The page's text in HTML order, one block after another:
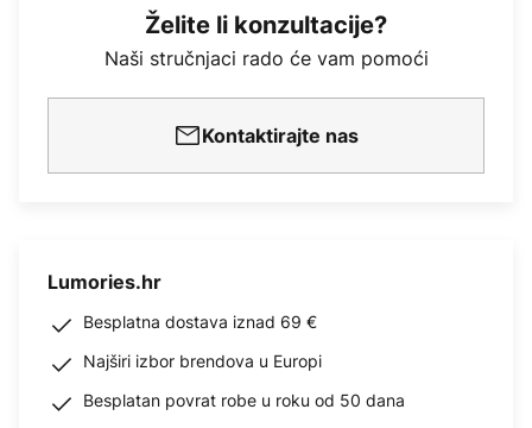
Želite li konzultacije?
Naši stručnjaci rado će vam pomoći
Kontaktirajte nas
Lumories.hr
Besplatna dostava iznad 69 €
Najširi izbor brendova u Europi
Besplatan povrat robe u roku od 50 dana